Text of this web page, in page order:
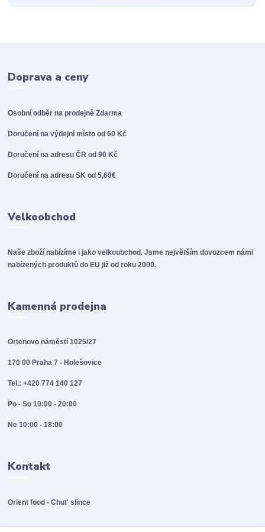
Doprava a ceny
Osobní odběr na prodejněZdarma
Doručení na výdejní místo od 60 Kč
Doručení na adresu ČR od 90 Kč
Doručení na adresu SK od 5,60€
Velkoobchod
Naše zboží nabízíme i jako velkoobchod. Jsme největším dovozcem námi
nabízených produktů do EU již od roku 2000.
Kamenná prodejna
Ortenovo náměstí 1025/27
170 00 Praha 7 - Holešovice
Tel.: +420 774 140 127
Po - So 10:00 - 20:00
Ne 10:00 - 18:00
Kontakt
Orient food - Chut' slince